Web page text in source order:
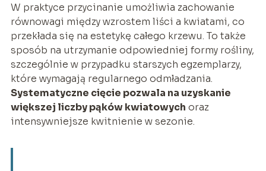
W praktyce przycinanie umożliwia zachowanie
równowagi między wzrostem liści a kwiatami, co
przekłada się na estetykę całego krzewu. To także
sposób na utrzymanie odpowiedniej formy rośliny,
szczególnie w przypadku starszych egzemplarzy,
które wymagają regularnego odmładzania.
Systematyczne cięcie pozwala na uzyskanie
większej liczby pąków kwiatowych oraz
intensywniejsze kwitnienie w sezonie.